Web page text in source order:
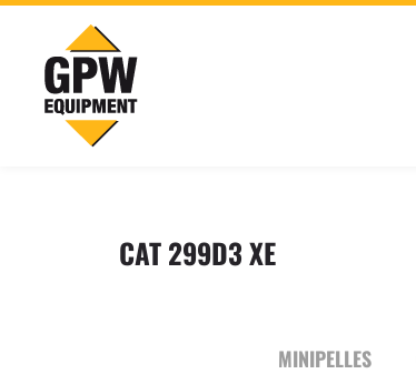
CAT 299D3 XE
MINIPELLES